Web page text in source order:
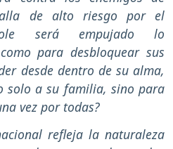
de alto riesgo por el
será empujado lo
para desbloquear sus
desde dentro de su alma,
solo a su familia, sino para
vez por todas?
refleja la naturaleza